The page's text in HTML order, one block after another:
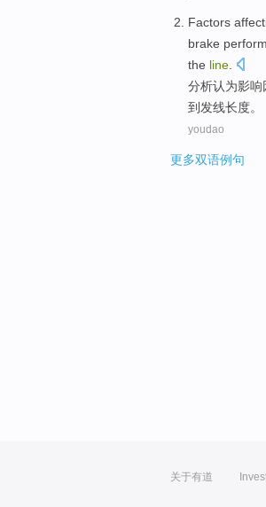
Factors
brake
the line
分析认为影响
到发线长度。
youdao
更多双语例句
关于有道